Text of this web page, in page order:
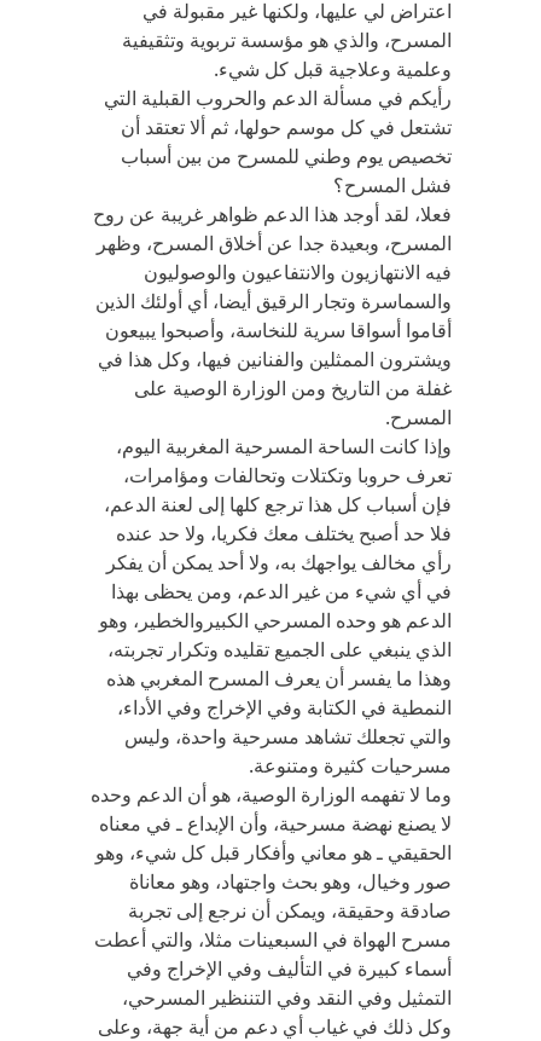
اعتراض لي عليها، ولكنها غير مقبولة في
المسرح، والذي هو مؤسسة تربوية وتثقيفية
وعلمية وعلاجية قبل كل شيء.
رأيكم في مسألة الدعم والحروب القبلية التي
تشتعل في كل موسم حولها، ثم ألا تعتقد أن
تخصيص يوم وطني للمسرح من بين أسباب
فشل المسرح؟
فعلا، لقد أوجد هذا الدعم ظواهر غريبة عن روح
المسرح، وبعيدة جدا عن أخلاق المسرح، وظهر
فيه الانتهازيون والانتفاعيون والوصوليون
والسماسرة وتجار الرقيق أيضا، أي أولئك الذين
أقاموا أسواقا سرية للنخاسة، وأصبحوا يبيعون
ويشترون الممثلين والفنانين فيها، وكل هذا في
غفلة من التاريخ ومن الوزارة الوصية على
المسرح.
وإذا كانت الساحة المسرحية المغربية اليوم،
تعرف حروبا وتكتلات وتحالفات ومؤامرات،
فإن أسباب كل هذا ترجع كلها إلى لعنة الدعم،
فلا حد أصبح يختلف معك فكريا، ولا حد عنده
رأي مخالف يواجهك به، ولا أحد يمكن أن يفكر
في أي شيء من غير الدعم، ومن يحظى بهذا
الدعم هو وحده المسرحي الكبيروالخطير، وهو
الذي ينبغي على الجميع تقليده وتكرار تجربته،
وهذا ما يفسر أن يعرف المسرح المغربي هذه
النمطية في الكتابة وفي الإخراج وفي الأداء،
والتي تجعلك تشاهد مسرحية واحدة، وليس
مسرحيات كثيرة ومتنوعة.
وما لا تفهمه الوزارة الوصية، هو أن الدعم وحده
لا يصنع نهضة مسرحية، وأن الإبداع ـ في معناه
الحقيقي ـ هو معاني وأفكار قبل كل شيء، وهو
صور وخيال، وهو بحث واجتهاد، وهو معاناة
صادقة وحقيقة، ويمكن أن نرجع إلى تجربة
مسرح الهواة في السبعينات مثلا، والتي أعطت
أسماء كبيرة في التأليف وفي الإخراج وفي
التمثيل وفي النقد وفي التننظير المسرحي،
وكل ذلك في غياب أي دعم من أية جهة، وعلى